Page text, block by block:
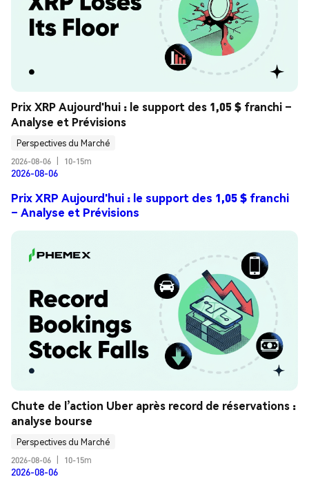
Prix XRP Aujourd'hui : le support des 1,05 $ franchi –
Analyse et Prévisions
Perspectives du Marché
2026-08-06
10-15m
2026-08-06
Prix XRP Aujourd'hui : le support des 1,05 $ franchi
– Analyse et Prévisions
Chute de l’action Uber après record de réservations :
analyse bourse
Perspectives du Marché
2026-08-06
10-15m
2026-08-06